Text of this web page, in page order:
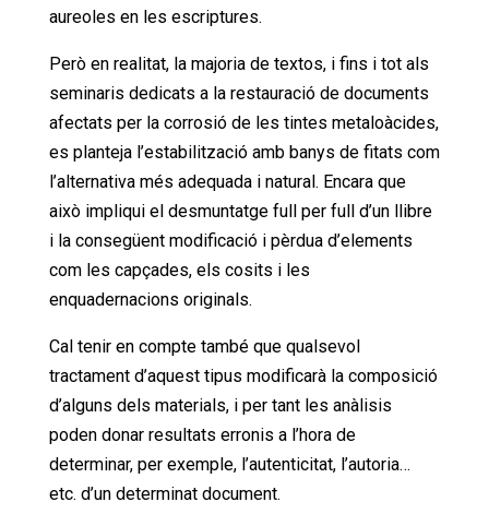
aureoles en les escriptures.
Però en realitat, la majoria de textos, i fins i tot als
seminaris dedicats a la restauració de documents
afectats per la corrosió de les tintes metaloàcides,
es planteja l’estabilització amb banys de fitats com
l’alternativa més adequada i natural. Encara que
això impliqui el desmuntatge full per full d’un llibre
i la consegüent modificació i pèrdua d’elements
com les capçades, els cosits i les
enquadernacions originals.
Cal tenir en compte també que qualsevol
tractament d’aquest tipus modificarà la composició
d’alguns dels materials, i per tant les anàlisis
poden donar resultats erronis a l’hora de
determinar, per exemple, l’autenticitat, l’autoria…
etc. d’un determinat document.